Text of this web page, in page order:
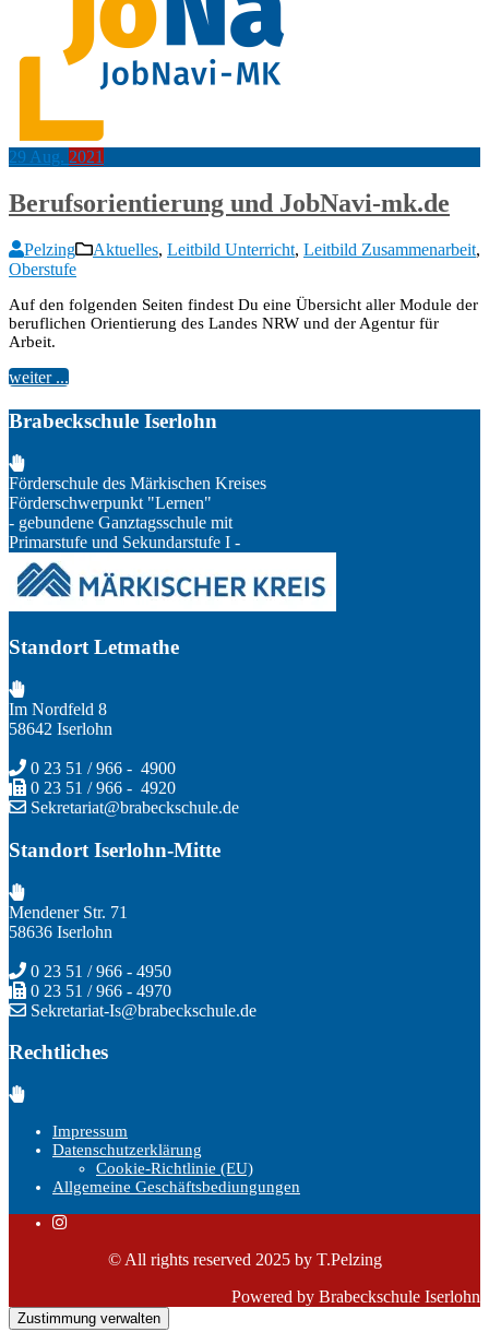
29 Aug. 2021
Berufsorientierung und JobNavi-mk.de
Pelzing Aktuelles, Leitbild Unterricht, Leitbild Zusammenarbeit,
Oberstufe
Auf den folgenden Seiten findest Du eine Übersicht aller Module der
beruflichen Orientierung des Landes NRW und der Agentur für
Arbeit.
weiter ...
Brabeckschule Iserlohn
Förderschule des Märkischen Kreises
Förderschwerpunkt "Lernen"
- gebundene Ganztagsschule mit
Primarstufe und Sekundarstufe I -
Standort Letmathe
Im Nordfeld 8
58642 Iserlohn
0 23 51 / 966 - 4900
0 23 51 / 966 - 4920
Sekretariat@brabeckschule.de
Standort Iserlohn-Mitte
Mendener Str. 71
58636 Iserlohn
0 23 51 / 966 - 4950
0 23 51 / 966 - 4970
Sekretariat-Is@brabeckschule.de
Rechtliches
Impressum
Datenschutzerklärung
Cookie-Richtlinie (EU)
Allgemeine Geschäftsbediungungen
© All rights reserved 2025 by T.Pelzing
Powered by Brabeckschule Iserlohn
Zustimmung verwalten